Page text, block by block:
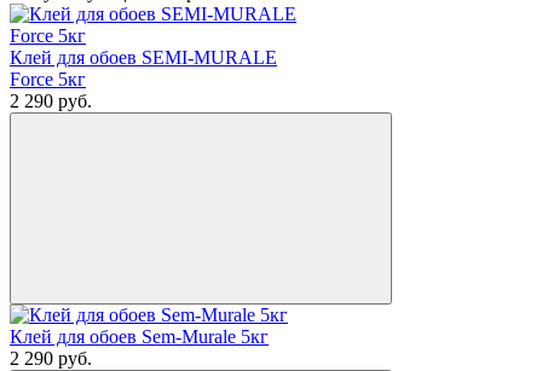
Клей для обоев SEMI-MURALE
Force 5кг
2 290 руб.
Клей для обоев Sem-Murale 5кг
2 290 руб.